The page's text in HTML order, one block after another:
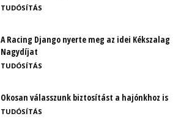
TUDÓSÍTÁS
A Racing Django nyerte meg az idei Kékszalag
Nagydíjat
TUDÓSÍTÁS
Okosan válasszunk biztosítást a hajónkhoz is
TUDÓSÍTÁS